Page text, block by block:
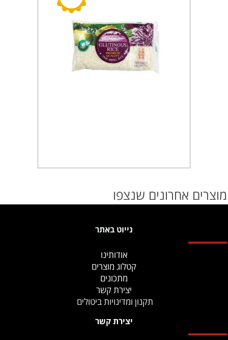
מוצרים אחרונים שנצפו
נייוט באתר
אודותינו
קטלוג מוצרים
מתכונים
יצירת קשר
תקנון ומדינויות ביטולים
יצירת קשר